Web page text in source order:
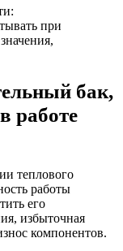
при
бак,
работе
теплового
работы
его
избыточная
компонентов.